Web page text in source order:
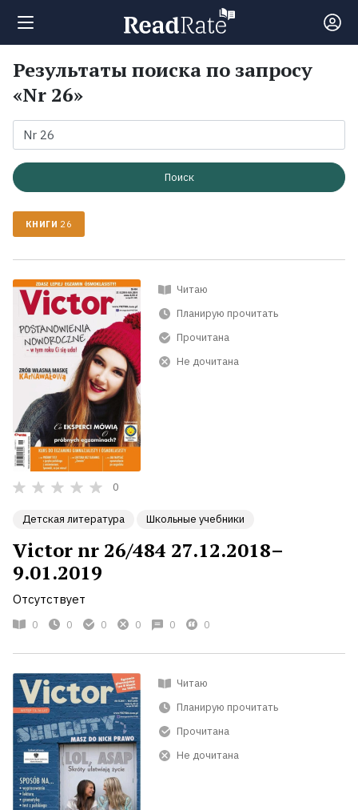
Поиск
Новости
Рейтинги
Книги
Экранизации
Коллекции
Результаты поиска по запросу
«Nr 26»
Поиск
КНИГИ 26
Читаю
Планирую прочитать
Прочитана
Не дочитана
0
Детская литература Школьные учебники
Victor nr 26/484 27.12.2018–
9.01.2019
Отсутствует
0 0 0 0 0 0
Читаю
Планирую прочитать
Прочитана
Не дочитана